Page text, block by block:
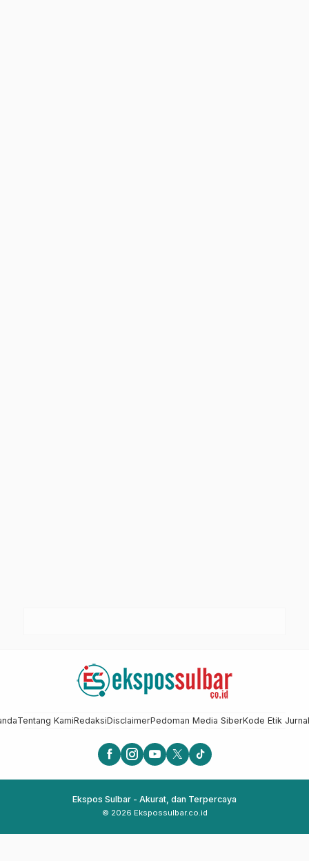
Tentang KamiRedaksiDisclaimerPedoman Media SiberKode Etik
Ekspos Sulbar - Akurat, dan Terpercaya
© 2026 Ekspossulbar.co.id